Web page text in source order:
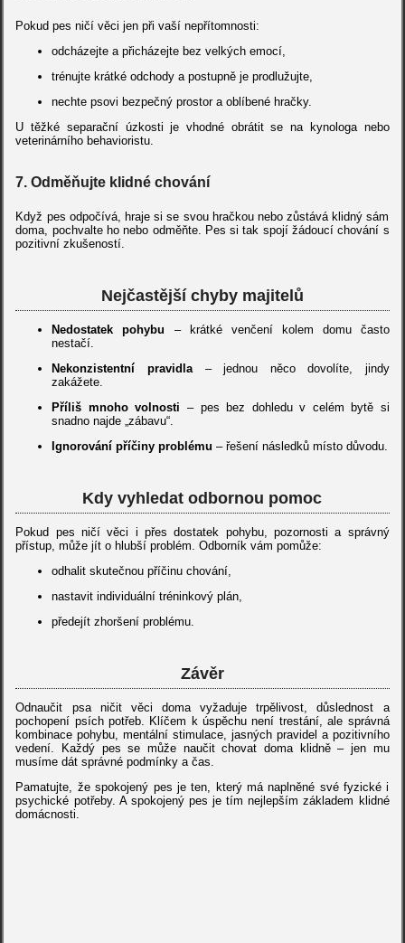
Pokud pes ničí věci jen při vaší nepřítomnosti:
odcházejte a přicházejte bez velkých emocí,
trénujte krátké odchody a postupně je prodlužujte,
nechte psovi bezpečný prostor a oblíbené hračky.
U těžké separační úzkosti je vhodné obrátit se na kynologa nebo
veterinárního behavioristu.
7. Odměňujte klidné chování
Když pes odpočívá, hraje si se svou hračkou nebo zůstává klidný sám
doma, pochvalte ho nebo odměňte. Pes si tak spojí žádoucí chování s
pozitivní zkušeností.
Nejčastější chyby majitelů
Nedostatek pohybu – krátké venčení kolem domu často
nestačí.
Nekonzistentní pravidla– jednou něco dovolíte, jindy
zakážete.
Příliš mnoho volnosti – pes bez dohledu v celém bytě si
snadno najde „zábavu“.
Ignorování příčiny problému – řešení následků místo důvodu.
Kdy vyhledat odbornou pomoc
Pokud pes ničí věci i přes dostatek pohybu, pozornosti a správný
přístup, může jít o hlubší problém. Odborník vám pomůže:
odhalit skutečnou příčinu chování,
nastavit individuální tréninkový plán,
předejít zhoršení problému.
Závěr
Odnaučit psa ničit věci doma vyžaduje trpělivost, důslednost a
pochopení psích potřeb. Klíčem k úspěchu není trestání, ale správná
kombinace pohybu, mentální stimulace, jasných pravidel a pozitivního
vedení. Každý pes se může naučit chovat doma klidně – jen mu
musíme dát správné podmínky a čas.
Pamatujte, že spokojený pes je ten, který má naplněné své fyzické i
psychické potřeby. A spokojený pes je tím nejlepším základem klidné
domácnosti.